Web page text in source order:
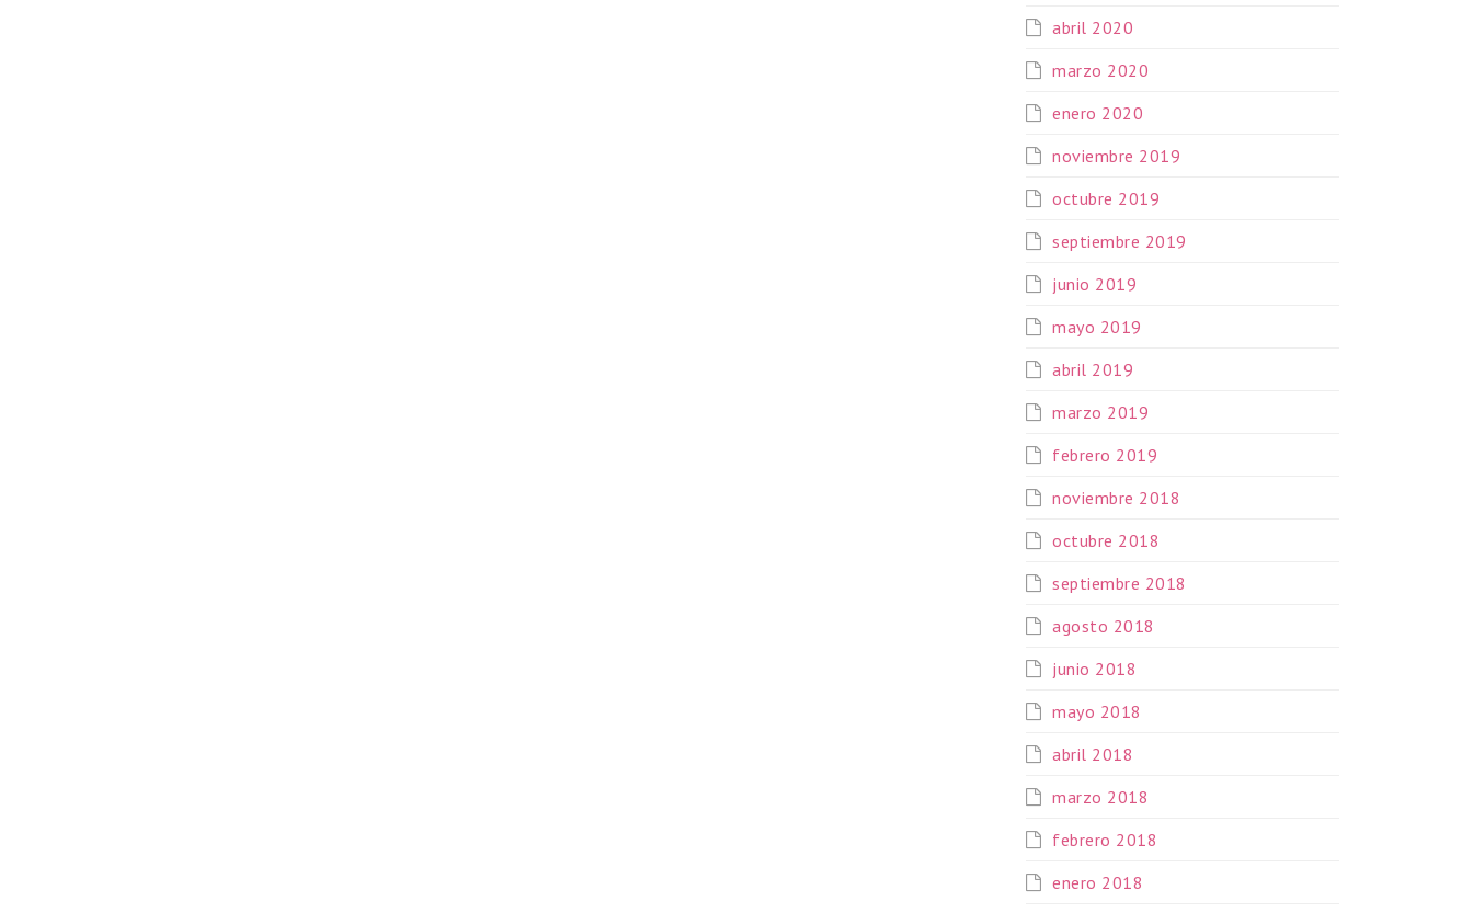
abril 2020
marzo 2020
enero 2020
noviembre 2019
octubre 2019
septiembre 2019
junio 2019
mayo 2019
abril 2019
marzo 2019
febrero 2019
noviembre 2018
octubre 2018
septiembre 2018
agosto 2018
junio 2018
mayo 2018
abril 2018
marzo 2018
febrero 2018
enero 2018